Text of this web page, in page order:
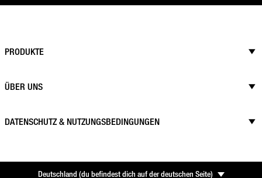
PRODUKTE
ÜBER UNS
DATENSCHUTZ & NUTZUNGSBEDINGUNGEN
Deutschland (du befindest dich auf der deutschen Seite)